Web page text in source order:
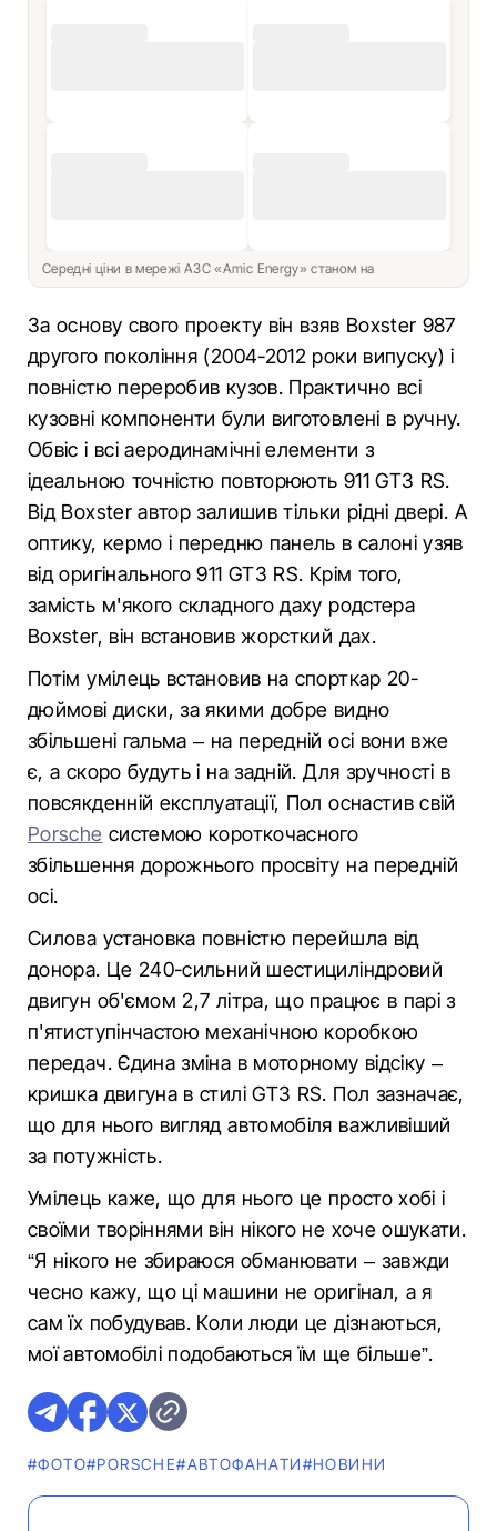
Середні ціни в мережі АЗС «Amic Energy» станом на
За основу свого проекту він взяв Boxster 987
другого покоління (2004-2012 роки випуску) і
повністю переробив кузов. Практично всі
кузовні компоненти були виготовлені в ручну.
Обвіс і всі аеродинамічні елементи з
ідеальною точністю повторюють 911 GT3 RS.
Від Boxster автор залишив тільки рідні двері. А
оптику, кермо і передню панель в салоні узяв
від оригінального 911 GT3 RS. Крім того,
замість м'якого складного даху родстера
Boxster, він встановив жорсткий дах.
Потім умілець встановив на спорткар 20-
дюймові диски, за якими добре видно
збільшені гальма – на передній осі вони вже
є, а скоро будуть і на задній. Для зручності в
повсякденній експлуатації, Пол оснастив свій
Porsche системою короткочасного
збільшення дорожнього просвіту на передній
осі.
Силова установка повністю перейшла від
донора. Це 240-сильний шестициліндровий
двигун об'ємом 2,7 літра, що працює в парі з
п'ятиступінчастою механічною коробкою
передач. Єдина зміна в моторному відсіку –
кришка двигуна в стилі GT3 RS. Пол зазначає,
що для нього вигляд автомобіля важливіший
за потужність.
Умілець каже, що для нього це просто хобі і
своїми творіннями він нікого не хоче ошукати.
“Я нікого не збираюся обманювати – завжди
чесно кажу, що ці машини не оригінал, а я
сам їх побудував. Коли люди це дізнаються,
мої автомобілі подобаються їм ще більше”.
#ФОТО#PORSCHE#АВТОФАНАТИ#НОВИНИ